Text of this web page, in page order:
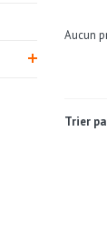
Aucun
Trier